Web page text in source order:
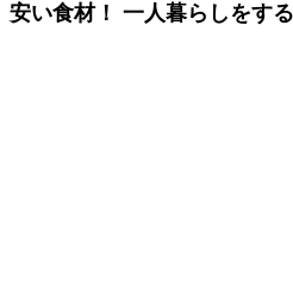
安い食材！ 一人暮らしをす